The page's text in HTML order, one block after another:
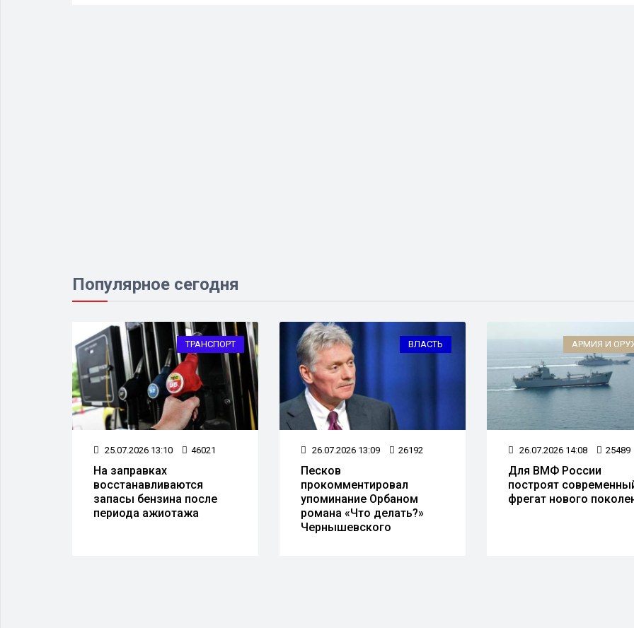
Популярное сегодня
ТРАНСПОРТ
25.07.2026 13:10 46021
На заправках
восстанавливаются
запасы бензина после
периода ажиотажа
ВЛАСТЬ
26.07.2026 13:09 26192
Песков
прокомментировал
упоминание Орбаном
романа «Что делать?»
Чернышевского
АРМИЯ И
26.07.2026 14:08 25489
Для ВМФ России
построят
фрегат нового